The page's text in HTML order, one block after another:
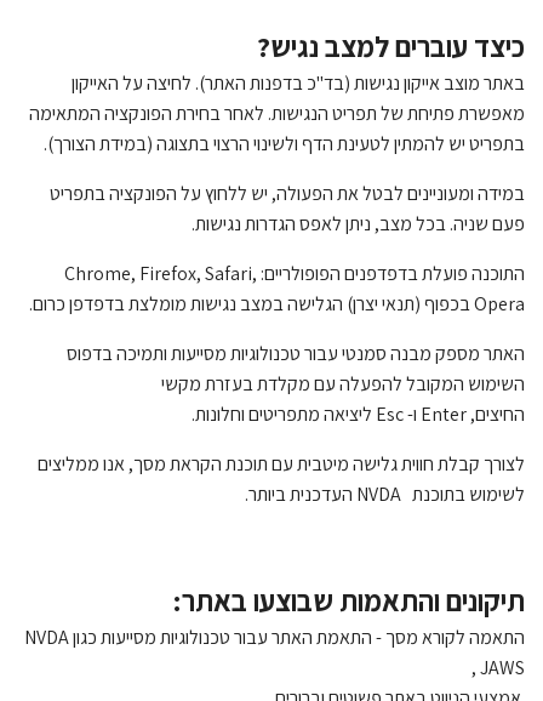
כיצד עוברים למצב נגיש?
באתר מוצב אייקון נגישות (בד"כ בדפנות האתר). לחיצה על האייקון
מאפשרת פתיחת של תפריט הנגישות. לאחר בחירת הפונקציה המתאימה
בתפריט יש להמתין לטעינת הדף ולשינוי הרצוי בתצוגה (במידת הצורך).
במידה ומעוניינים לבטל את הפעולה, יש ללחוץ על הפונקציה בתפריט
פעם שניה. בכל מצב, ניתן לאפס הגדרות נגישות.
התוכנה פועלת בדפדפנים הפופולריים: Chrome, Firefox, Safari,
Operaבכפוף (תנאי יצרן) הגלישה במצב נגישות מומלצת בדפדפן כרום.
האתר מספק מבנה סמנטי עבור טכנולוגיות מסייעות ותמיכה בדפוס
השימוש המקובל להפעלה עם מקלדת בעזרת מקשי
החיצים,Enter ו-Esc ליציאה מתפריטים וחלונות.
לצורך קבלת חווית גלישה מיטבית עם תוכנת הקראת מסך, אנו ממליצים
לשימוש בתוכנת NVDA העדכנית ביותר.
תיקונים והתאמות שבוצעו באתר:
התאמה לקורא מסך - התאמת האתר עבור טכנולוגיות מסייעות כגוןNVDA
, JAWS